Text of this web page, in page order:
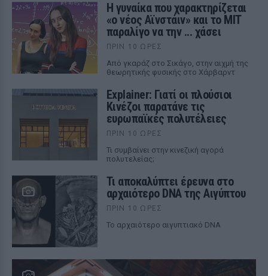
Η γυναίκα που χαρακτηρίζεται
«ο νέος Αϊνστάιν» και το MIT
παραλίγο να την ... χάσει
ΠΡΙΝ 10 ΏΡΕΣ
Από γκαράζ στο Σικάγο, στην αιχμή της
θεωρητικής φυσικής στο Χάρβαρντ
Explainer: Γιατί οι πλούσιοι
Κινέζοι παρατάνε τις
ευρωπαϊκές πολυτέλειες
ΠΡΙΝ 10 ΏΡΕΣ
Τι συμβαίνει στην κινεζική αγορά
πολυτελείας;
Τι αποκαλύπτει έρευνα στο
αρχαιότερο DNA της Αιγύπτου
ΠΡΙΝ 10 ΏΡΕΣ
Το αρχαιότερο αιγυπτιακό DNA